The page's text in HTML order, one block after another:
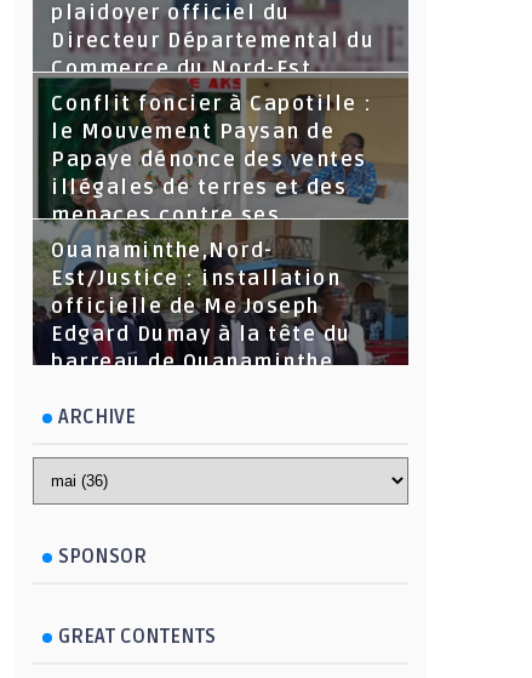
plaidoyer officiel du
Directeur Départemental du
Commerce du Nord-Est.
Conflit foncier à Capotille :
le Mouvement Paysan de
Papaye dénonce des ventes
illégales de terres et des
menaces contre ses
dirigeants
Ouanaminthe,Nord-
Est/Justice : installation
officielle de Me Joseph
Edgard Dumay à la tête du
barreau de Ouanaminthe.
ARCHIVE
SPONSOR
GREAT CONTENTS